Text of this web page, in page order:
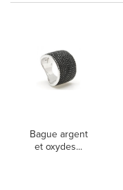
Bague argent
et oxydes...